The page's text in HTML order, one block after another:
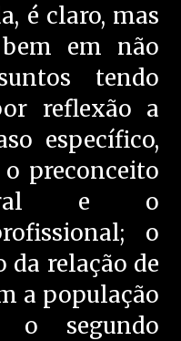
é claro, mas
em não
tendo
reflexão a
específico,
preconceito
e o
o
relação de
a população
o segundo